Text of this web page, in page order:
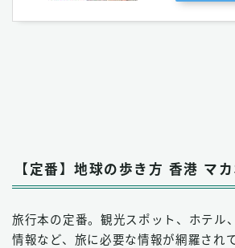
【定番】地球の歩き方 香港 マ
旅行本の定番。観光スポット、ホテル
情報など、旅に必要な情報が網羅され